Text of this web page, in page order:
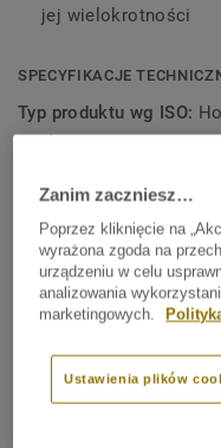
jej wielokrotności
SPECYFIKACJE
Typ produktu wg ISO:
podłogowe z PCW
Zawartość spoiwa:
Klasyfikacja obiektowa:
ruchu
Klasyfikacja
Rolka (1 nr SAP)
Zanim zaczniesz…
Poprzez kliknięcie na
wyrażona zgoda na
urządzeniu w celu
analizowania
marketingowych.
Ustawienia plików